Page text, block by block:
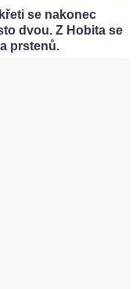
se nakonec
dvou. Z Hobita se
prstenů.